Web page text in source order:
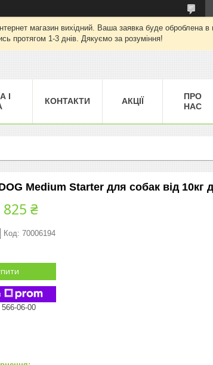
магазин вихідний. Ваша заявка буде оброблена
протягом 1-3 днів. Дякуємо за розуміння!
І
КОНТАКТИ АКЦІЇ
ПРО
НАС
Medium Starter для собак від 10кг
825 ₴
Код: 70006194
06-00